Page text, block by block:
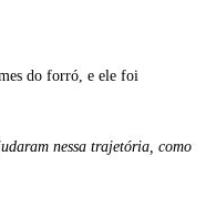
do forró, e ele foi
nessa trajetória, como